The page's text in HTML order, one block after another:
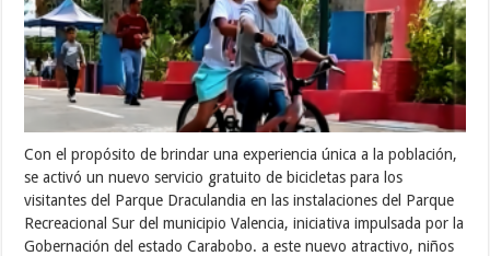
Con el propósito de brindar una experiencia única a la población,
se activó un nuevo servicio gratuito de bicicletas para los
visitantes del Parque Draculandia en las instalaciones del Parque
Recreacional Sur del municipio Valencia, iniciativa impulsada por la
Gobernación del estado Carabobo. a este nuevo atractivo, niños